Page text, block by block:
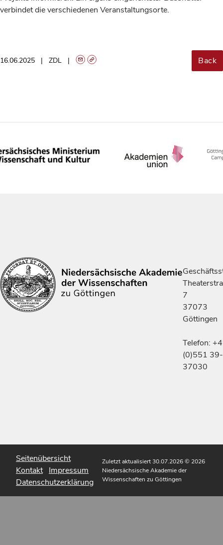
verbindet die verschiedenen Veranstaltungsorte.
16.06.2025 ZDL Back
7
37073
Göttingen
Telefon:
(0)551 39-
37030
Seitenübersicht
Kontakt Impressum
Datenschutzerklärung
Zuletzt aktualisiert 30.07.2026© 2026
Niedersächsische Akademie der
Wissenschaften zu Göttingen